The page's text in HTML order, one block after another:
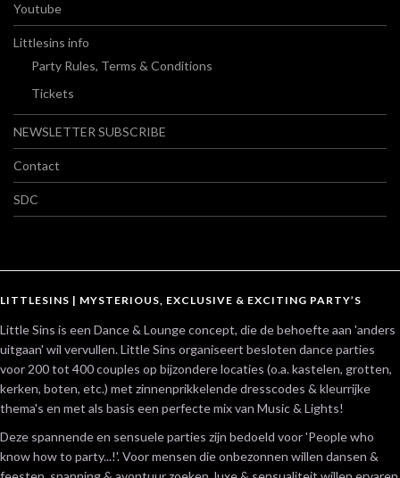
Youtube
Littlesins info
Party Rules, Terms & Conditions
Tickets
NEWSLETTER SUBSCRIBE
Contact
SDC
LITTLESINS | MYSTERIOUS, EXCLUSIVE & EXCITING PARTY’S
Little Sins is een Dance & Lounge concept, die de behoefte aan 'anders
uitgaan' wil vervullen. Little Sins organiseert besloten dance parties
voor 200 tot 400 couples op bijzondere locaties (o.a. kastelen, grotten,
kerken, boten, etc.) met zinnenprikkelende dresscodes & kleurrijke
thema's en met als basis een perfecte mix van Music & Lights!
Deze spannende en sensuele parties zijn bedoeld voor 'People who
know how to party...!'. Voor mensen die onbezonnen willen dansen &